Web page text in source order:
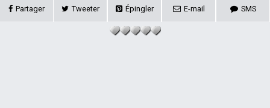
Partager Tweeter Épingler E-mail SMS